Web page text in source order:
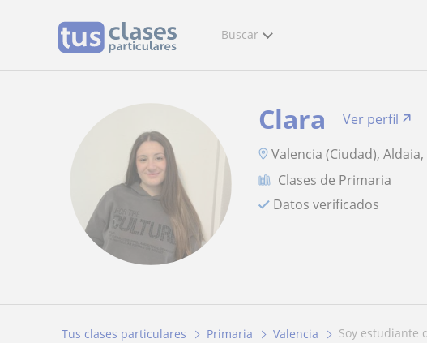
Buscar
Clara
Ver perfil
Valencia (Ciudad),
Clases de Primaria
Datos verificados
Tus clases particulares Primaria Valencia soy